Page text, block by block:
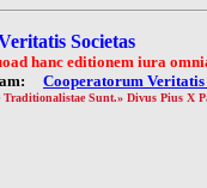
Societas
hanc editionem iura
Cooperatorum Veritatis
Sunt.» Divus Pius X